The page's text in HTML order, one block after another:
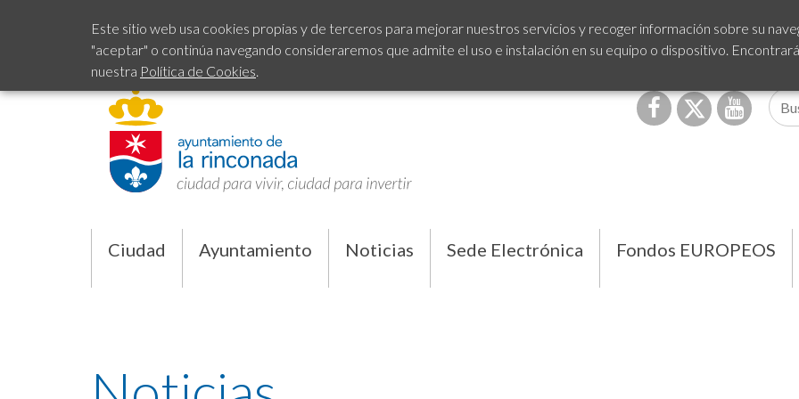
Ciudad Ayuntamiento Noticias Sede Electrónica Fondos EUROPEOS
Este sitio web usa cookies propias y de terceros para mejorar nuestros servicios y recoger información sobre su
"aceptar" o continúa navegando consideraremos que admite el uso e instalación en su equipo o dispositivo.
nuestra Política de Cookies.